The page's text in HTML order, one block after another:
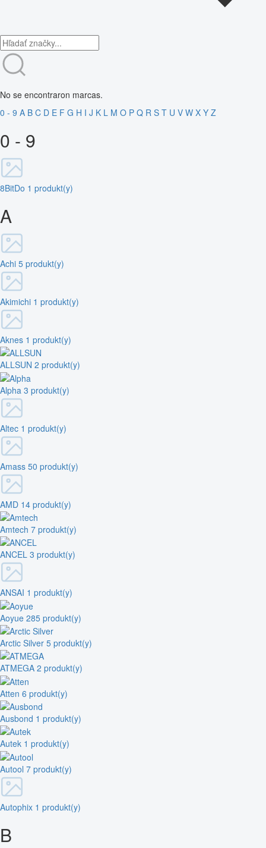
No se encontraron marcas.
0 - 9 A B C D E F G H I J K L M O P Q R S T U V W X Y Z
0 - 9
8BitDo 1 produkt(y)
A
Achi 5 produkt(y)
Akimichi 1 produkt(y)
Aknes 1 produkt(y)
ALLSUN 2 produkt(y)
Alpha 3 produkt(y)
Altec 1 produkt(y)
Amass 50 produkt(y)
AMD 14 produkt(y)
Amtech 7 produkt(y)
ANCEL 3 produkt(y)
ANSAI 1 produkt(y)
Aoyue 285 produkt(y)
Arctic Silver 5 produkt(y)
ATMEGA 2 produkt(y)
Atten 6 produkt(y)
Ausbond 1 produkt(y)
Autek 1 produkt(y)
Autool 7 produkt(y)
Autophix 1 produkt(y)
B